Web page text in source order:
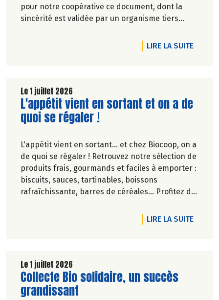
pour notre coopérative ce document, dont la
sincérité est validée par un organisme tiers
vis de l'ensemble de nos parties prenantes
(Paysan.ne.s Associé.e.s, magasins...) et de nos
accessible et désirable une bio exigeante.
LIRE LA SUITEDE
Le 1 juillet 2026
Lire la suite de l'article
L'appétit vient en sortant et on a de
quoi se régaler !
L'appétit vient en sortant... et chez Biocoop, on a
de quoi se régaler ! Retrouvez notre sélection de
produits frais, gourmands et faciles à emporter :
biscuits, sauces, tartinables, boissons
rafraîchissante, barres de céréales... Profitez de
LIRE LA SUITEDE
Le 1 juillet 2026
Lire la suite de l'article
Collecte Bio solidaire, un succès
grandissant